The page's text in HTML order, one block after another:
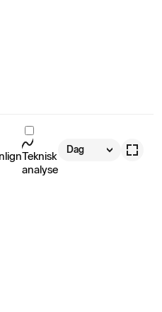
Teknisk
analyse
Dag